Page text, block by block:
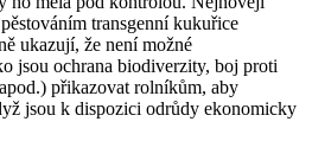
transgenní kukuřice
ukazují, že není možné
jsou ochrana biodiverzity, boj proti
přikazovat rolníkům, aby
jsou k dispozici odrůdy ekonomicky